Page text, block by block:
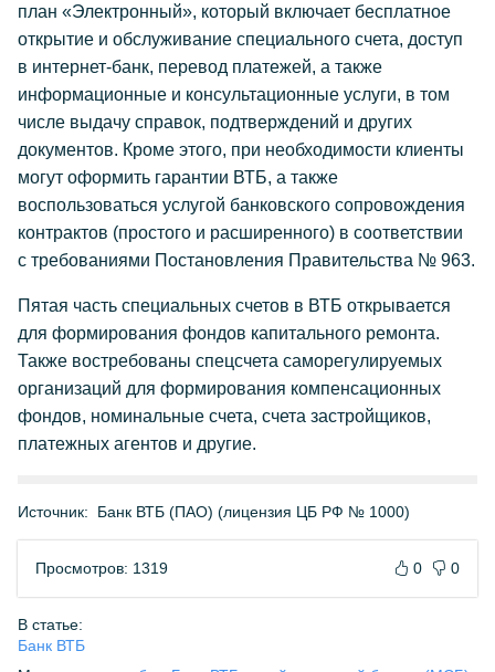
план «Электронный», который включает бесплатное
открытие и обслуживание специального счета, доступ
в интернет-банк, перевод платежей, а также
информационные и консультационные услуги, в том
числе выдачу справок, подтверждений и других
документов. Кроме этого, при необходимости клиенты
могут оформить гарантии ВТБ, а также
воспользоваться услугой банковского сопровождения
контрактов (простого и расширенного) в соответствии
с требованиями Постановления Правительства № 963.
Пятая часть специальных счетов в ВТБ открывается
для формирования фондов капитального ремонта.
Также востребованы спецсчета саморегулируемых
организаций для формирования компенсационных
фондов, номинальные счета, счета застройщиков,
платежных агентов и другие.
Источник: Банк ВТБ (ПАО) (лицензия ЦБ РФ № 1000)
Просмотров: 1319 0 0
В статье:
Банк ВТБ